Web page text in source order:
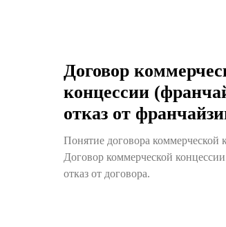
Договор
концессии
отказ от
Понятие договора коммерческой
Договор коммерческой
отказ от договора.